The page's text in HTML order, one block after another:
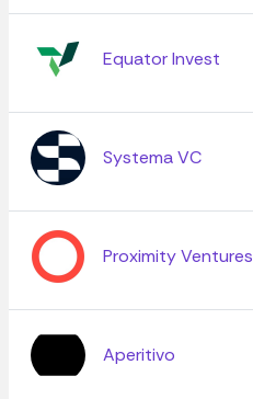
Equator Invest
Systema VC
Proximity Ventures
Aperitivo